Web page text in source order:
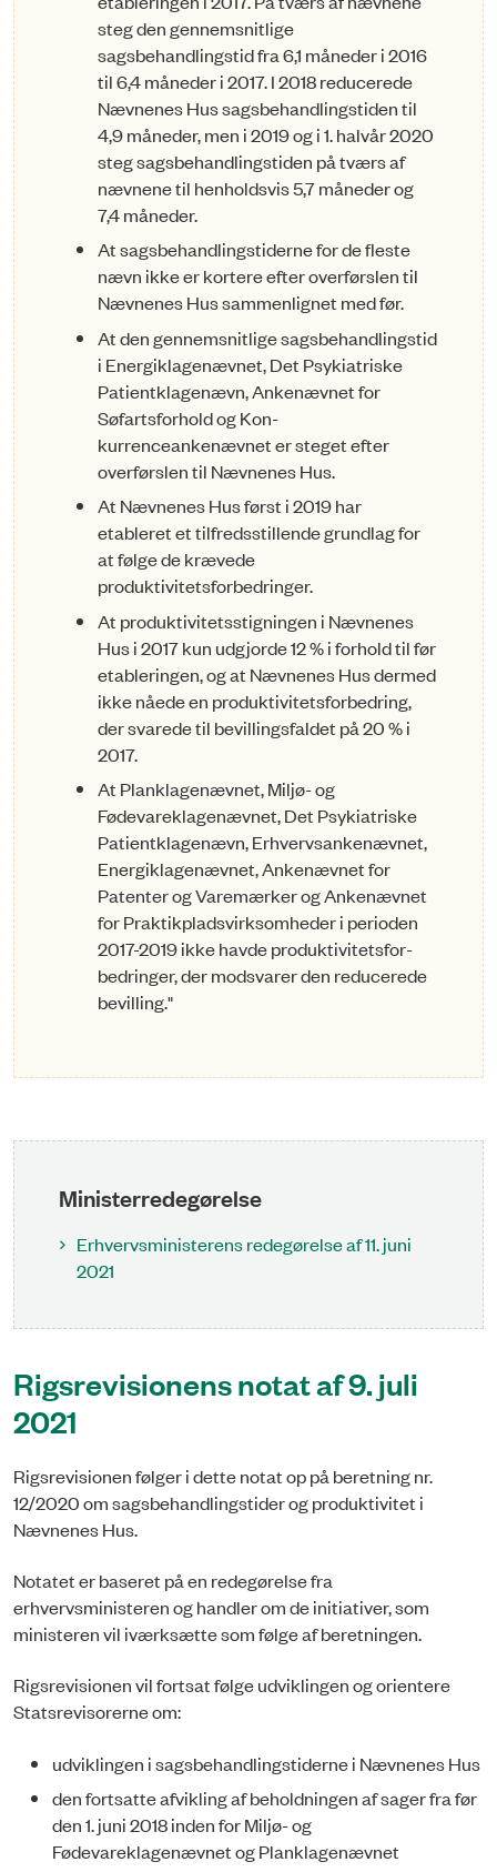
steg den gen­nemsnitlige
sagsbehandlings­tid fra 6,1 måneder i 2016
til 6,4 må­ne­der i 2017. I 2018 reducerede
Nævnenes Hus sagsbehandlings­tiden til
4,9 måneder, men i 2019 og i 1. halvår 2020
steg sags­be­hand­lings­tiden på tværs af
nævnene til henholdsvis 5,7 måneder og
7,4 må­neder.
At sagsbehandlingstiderne for de fleste
nævn ikke er kortere efter overførslen til
Nævnenes Hus sammenlignet med før.
At den gennemsnitlige sagsbehandlingstid
i Energiklagenævnet, Det Psykiatriske
Patientklagenævn, Ankenævnet for
Søfartsforhold og Kon­­
kurrenceankenævnet er steget efter
overførslen til Nævnenes Hus.
At Nævnenes Hus først i 2019 har
etableret et tilfredsstillende grund­lag for
at følge de krævede
produktivitetsforbedringer.
At produktivitetsstigningen i Nævnenes
Hus i 2017 kun udgjorde 12 % i forhold til før
etableringen, og at Nævnenes Hus dermed
ikke nåede en produktivitetsforbedring,
der svarede til bevillingsfaldet på 20 % i
2017.
At Planklagenævnet, Miljø- og
Fødevareklagenæv­net, Det Psykia­tri­ske
Patientklagenævn, Erhvervsankenævnet,
Ener­gi­klagenævnet, Ankenævnet for
Patenter og Varemærker og Ankenævnet
for Praktik­pladsvirksomheder i perioden
2017-2019 ikke havde pro­duk­ti­vit­ets­for­
bedringer, der modsvarer den reducerede
bevilling."
Ministerredegørelse
Erhvervsministerens redegørelse af 11. juni
2021
Rigsrevisionens notat af 9. juli
2021
Rigsrevisionen følger i dette notat op på beretning nr.
12/2020 om sagsbehandlingstider og produktivitet i
Nævnenes Hus.
Notatet er baseret på en redegørelse fra
erhvervsministeren og handler om de initiativer, som
ministeren vil iværksætte som følge af beretningen.
Rigsrevisionen vil fortsat følge udviklingen og orientere
Statsrevisorerne om:
udviklingen i sagsbehandlingstiderne i Nævnenes Hus
den fortsatte afvikling af beholdningen af sager fra før
den 1. juni 2018 inden for Miljø- og
Fødevareklagenævnet og Planklagenævnet